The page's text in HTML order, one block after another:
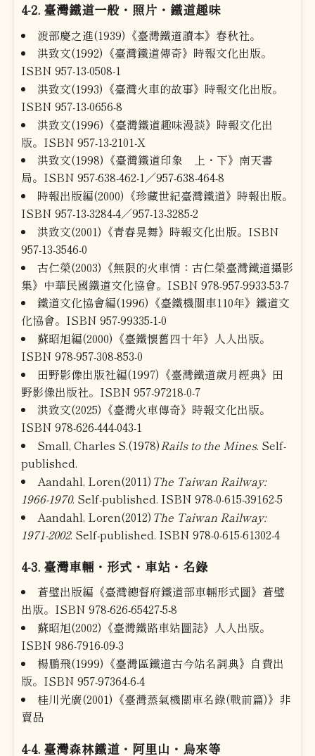
4-2. 臺灣鐵道一般・照片・鐵道趣味
渡部慶之進(1939)《臺灣鐵道讀本》春秋社。
洪致文(1992)《臺灣鐵道傳奇》時報文化出版。
ISBN 957-13-0508-1
洪致文(1993)《臺灣火車的故事》時報文化出版。
ISBN 957-13-0656-8
洪致文(1996)《臺灣鐵道趣味漫談》時報文化出
版。ISBN 957-13-2101-X
洪致文(1998)《臺灣鐵道印象 上・下》南天書
局。ISBN 957-638-462-1／957-638-464-8
時報出版編(2000)《珍藏世紀臺灣鐵道》時報出版。
ISBN 957-13-3284-4／957-13-3285-2
洪致文(2001)《青春晃舞》時報文化出版。ISBN
957-13-3546-0
古仁榮(2003)《無限的火車情：古仁榮臺灣鐵道攝影
集》中華民國鐵道文化協會。ISBN 978-957-9933-53-7
鐵道文化協會編(1996)《臺鐵機關車110年》鐵道文
化協會。ISBN 957-99335-1-0
蘇昭旭編(2000)《臺鐵懷舊四十年》人人出版。
ISBN 978-957-308-853-0
田野影像出版社編(1997)《臺灣鐵道歲月經典》田
野影像出版社。ISBN 957-97218-0-7
洪致文(2025)《臺灣火車傳奇》時報文化出版。
ISBN 978-626-444-043-1
Small, Charles S.(1978)Rails to the Mines. Self-
published.
Aandahl, Loren(2011) The Taiwan Railway:
1966-1970. Self-published. ISBN 978-0-615-39162-5
Aandahl, Loren(2012) The Taiwan Railway:
1971-2002. Self-published. ISBN 978-0-615-61302-4
4-3. 臺灣車輛・形式・車站・名錄
蒼璧出版編《臺灣總督府鐵道部車輛形式圖》蒼璧
出版。ISBN 978-626-65427-5-8
蘇昭旭(2002)《臺灣鐵路車站圖誌》人人出版。
ISBN 986-7916-09-3
楊鵬飛(1999)《臺灣區鐵道古今站名詞典》自費出
版。ISBN 957-97364-6-4
桂川光廣(2001)《臺灣蒸氣機關車名錄(戰前篇)》非
賣品
4-4. 臺灣森林鐵道・阿里山・烏來等